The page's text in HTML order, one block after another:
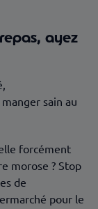
ayez
sain au
forcément
morose ? Stop
de
pour le